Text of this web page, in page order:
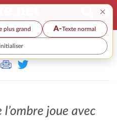
×
plus grand A-Texte normal
joue avec